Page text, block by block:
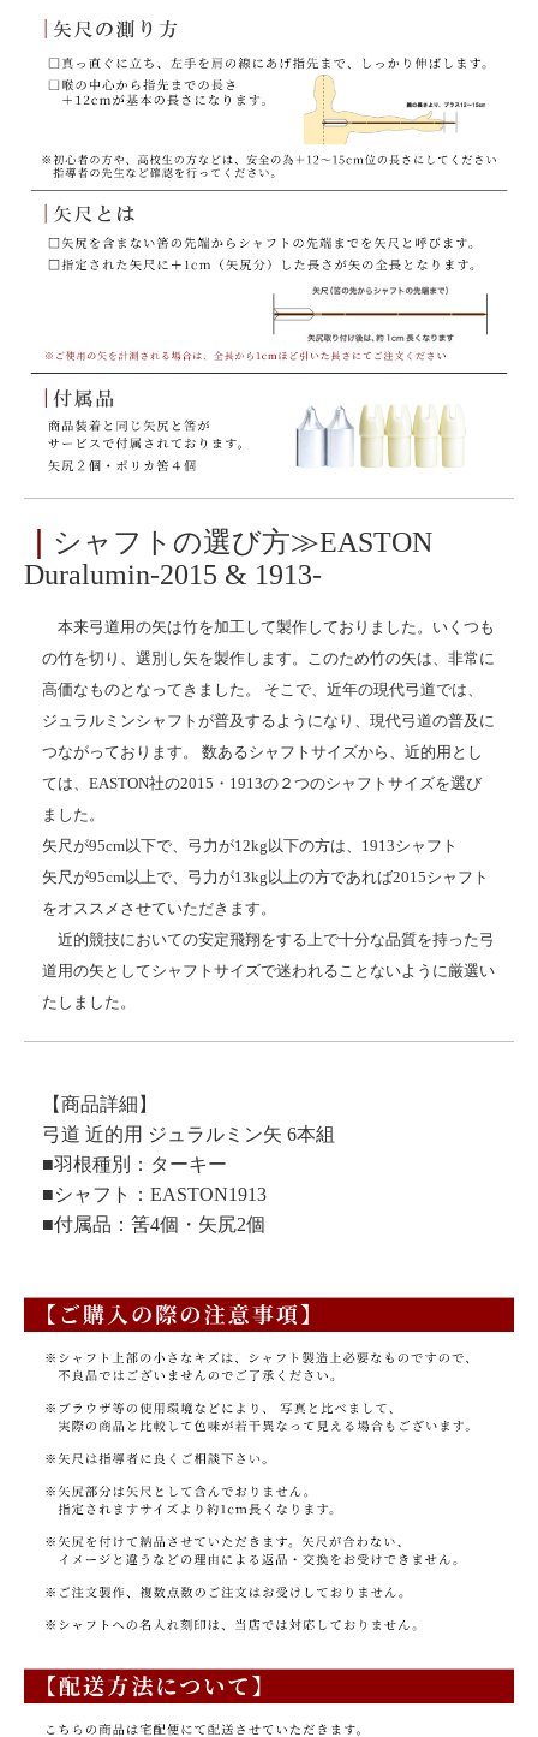
シャフトの選び方≫EASTON
Duralumin-2015 & 1913-
本来弓道用の矢は竹を加工して製作しておりました。いくつも
の竹を切り、選別し矢を製作します。このため竹の矢は、非常に
高価なものとなってきました。 そこで、近年の現代弓道では、
ジュラルミンシャフトが普及するようになり、現代弓道の普及に
つながっております。 数あるシャフトサイズから、近的用とし
ては、EASTON社の2015・1913の２つのシャフトサイズを選び
ました。
矢尺が95cm以下で、弓力が12kg以下の方は、1913シャフト
矢尺が95cm以上で、弓力が13kg以上の方であれば2015シャフト
をオススメさせていただきます。
近的競技においての安定飛翔をする上で十分な品質を持った弓
道用の矢としてシャフトサイズで迷われることないように厳選い
たしました。
【商品詳細】
弓道 近的用 ジュラルミン矢 6本組
■羽根種別：ターキー
■シャフト：EASTON1913
■付属品：筈4個・矢尻2個